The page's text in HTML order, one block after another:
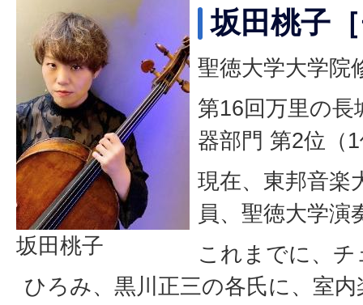
坂田桃子
坂田桃子
聖徳大学大学院
第16回万里の
器部門 第2位（
現在、東邦音楽
員、聖徳大学演
これまでに、
ひろみ、黒川正三の各氏に、室